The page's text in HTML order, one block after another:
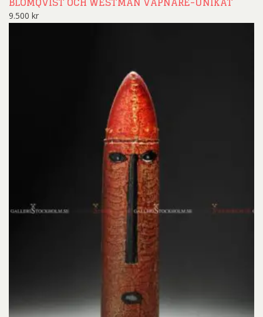
9.500 kr